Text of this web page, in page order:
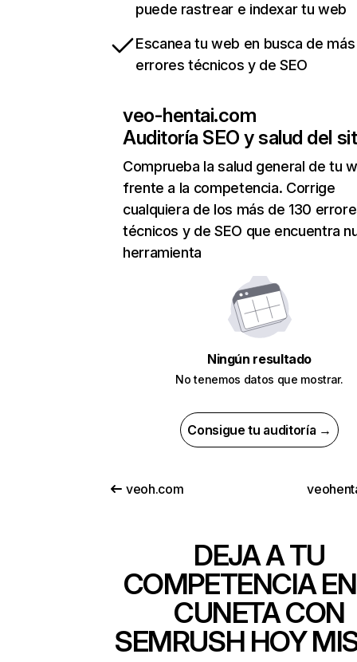
puede rastrear e indexar tu web
Escanea tu web en busca de
errores técnicos y de SEO
veo-hentai.com
Auditoría SEO y salud del
Comprueba la salud general de tu
frente a la competencia. Corrige
cualquiera de los más de 130
técnicos y de SEO que encuentra
herramienta
Ningún resultado
No tenemos datos que mostrar.
Consigue tu auditoría →
veoh.com
DEJA A TU
COMPETENCIA
CUNETA CON
SEMRUSH HOY